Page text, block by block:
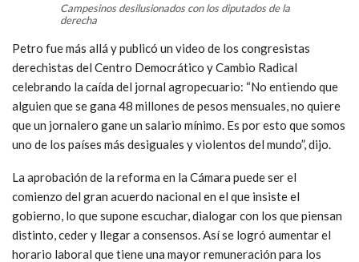
Campesinos desilusionados con los diputados de la
derecha
Petro fue más allá y publicó un video de los congresistas
derechistas del Centro Democrático y Cambio Radical
celebrando la caída del jornal agropecuario: “No entiendo que
alguien que se gana 48 millones de pesos mensuales, no quiere
que un jornalero gane un salario mínimo. Es por esto que somos
uno de los países más desiguales y violentos del mundo”, dijo.
La aprobación de la reforma en la Cámara puede ser el
comienzo del gran acuerdo nacional en el que insiste el
gobierno, lo que supone escuchar, dialogar con los que piensan
distinto, ceder y llegar a consensos. Así se logró aumentar el
horario laboral que tiene una mayor remuneración para los